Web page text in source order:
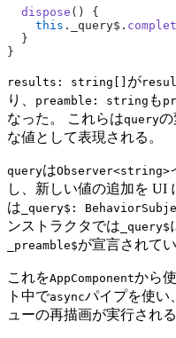
  dispose
() {
    this
._query$.
  }
}
results: string[] が
り、
preamble: string も
なった。 これらはqueryの
な値として表現される。
queryはObserver<string>
し、新しい値の追加を UI
は _query$:
ンストラクタでは _query$
_preamble$が宣言されてい
これをAppComponentから
ト中でasyncパイプを使い
ューの再描画が実行され